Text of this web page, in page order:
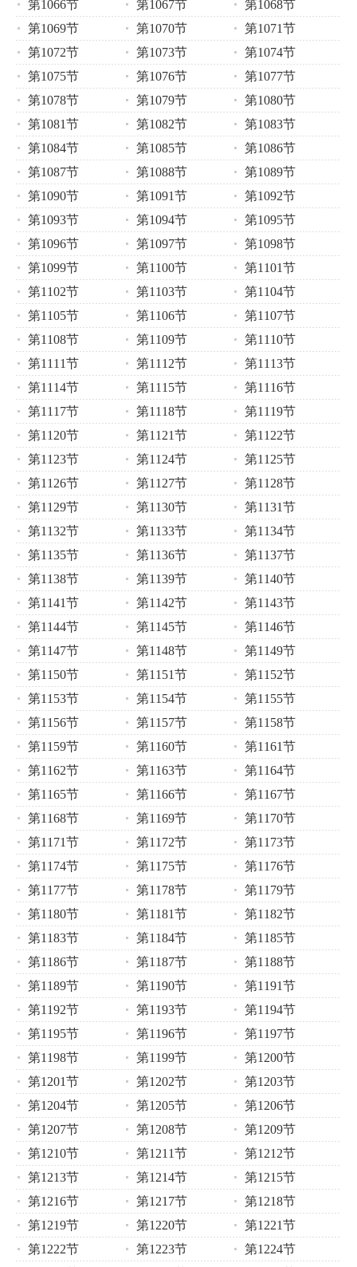
第1066节 第1067节
第1068节
第1069节
第1070节
第1071节
第1072节
第1073节
第1074节
第1075节
第1076节
第1077节
第1078节
第1079节
第1080节
第1081节
第1082节
第1083节
第1084节
第1085节
第1086节
第1087节
第1088节
第1089节
第1090节
第1091节
第1092节
第1093节
第1094节
第1095节
第1096节
第1097节
第1098节
第1099节
第1100节
第1101节
第1102节
第1103节
第1104节
第1105节
第1106节
第1107节
第1108节
第1109节
第1110节
第1111节
第1112节
第1113节
第1114节
第1115节
第1116节
第1117节
第1118节
第1119节
第1120节
第1121节
第1122节
第1123节
第1124节
第1125节
第1126节
第1127节
第1128节
第1129节
第1130节
第1131节
第1132节
第1133节
第1134节
第1135节
第1136节
第1137节
第1138节
第1139节
第1140节
第1141节
第1142节
第1143节
第1144节
第1145节
第1146节
第1147节
第1148节
第1149节
第1150节
第1151节
第1152节
第1153节
第1154节
第1155节
第1156节
第1157节
第1158节
第1159节
第1160节
第1161节
第1162节
第1163节
第1164节
第1165节
第1166节
第1167节
第1168节
第1169节
第1170节
第1171节
第1172节
第1173节
第1174节
第1175节
第1176节
第1177节
第1178节
第1179节
第1180节
第1181节
第1182节
第1183节
第1184节
第1185节
第1186节
第1187节
第1188节
第1189节
第1190节
第1191节
第1192节
第1193节
第1194节
第1195节
第1196节
第1197节
第1198节
第1199节
第1200节
第1201节
第1202节
第1203节
第1204节
第1205节
第1206节
第1207节
第1208节
第1209节
第1210节
第1211节
第1212节
第1213节
第1214节
第1215节
第1216节
第1217节
第1218节
第1219节
第1220节
第1221节
第1222节
第1223节
第1224节